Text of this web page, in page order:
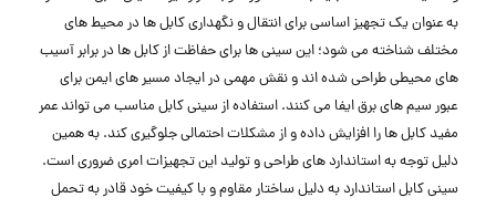
به عنوان یک تجهیز اساسی برای انتقال و نگهداری کابل ‌ها در محیط‌ های
مختلف شناخته می ‌شود؛ این سینی‌ ها برای حفاظت از کابل ‌ها در برابر آسیب
‌های محیطی طراحی شده‌ اند و نقش مهمی در ایجاد مسیر های ایمن برای
عبور سیم ‌های برق ایفا می‌ کنند. استفاده از سینی کابل مناسب می ‌تواند عمر
مفید کابل ‌ها را افزایش داده و از مشکلات احتمالی جلوگیری کند. به همین
دلیل توجه به استاندارد های طراحی و تولید این تجهیزات امری ضروری است.
سینی کابل استاندارد به دلیل ساختار مقاوم و با کیفیت خود قادر به تحمل